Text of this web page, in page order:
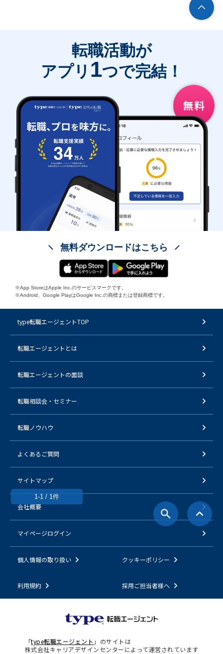
1-1 / 1件
転職活動が
アプリ 1つで完結！
無料ダウンロードはこちら
※App StoreはApple Inc.のサービスマークです。
※Android、Google PlayはGoogle Inc.の商標または登録商標です。
type転職エージェントTOP
転職エージェントとは
転職エージェントの面談
転職相談会・セミナー
転職ノウハウ
よくあるご質問
サイトマップ
会社概要
マイページログイン
個人情報の取り扱い クッキーポリシー
利用規約 採用ご担当者様へ
「type転職エージェント 」のサイトは
株式会社キャリアデザインセンターによって運営されています